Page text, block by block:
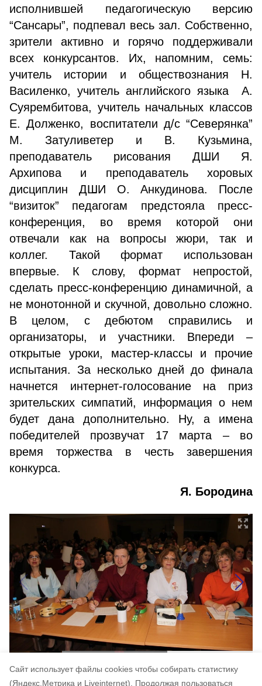
Cайт использует файлы cookies чтобы собирать статистику
(Яндекс.Метрика и Liveinternet).
Продолжая пользоваться
исполнившей педагогическую версию
“Сансары”, подпевал весь зал. Собственно,
зрители активно и горячо поддерживали
всех конкурсантов. Их, напомним, семь:
учитель истории и обществознания Н.
Василенко, учитель английского языка А.
Суярембитова, учитель начальных классов
Е. Долженко, воспитатели д/с “Северянка”
М. Затуливетер и В. Кузьмина,
преподаватель рисования ДШИ Я.
Архипова и преподаватель хоровых
дисциплин ДШИ О. Анкудинова. После
“визиток” педагогам предстояла пресс-
конференция, во время которой они
отвечали как на вопросы жюри, так и
коллег. Такой формат использован
впервые. К слову, формат непростой,
сделать пресс-конференцию динамичной, а
не монотонной и скучной, довольно сложно.
В целом, с дебютом справились и
организаторы, и участники. Впереди –
открытые уроки, мастер-классы и прочие
испытания. За несколько дней до финала
начнется интернет-голосование на приз
зрительских симпатий, информация о нем
будет дана дополнительно. Ну, а имена
победителей прозвучат 17 марта – во
время торжества в честь завершения
конкурса.
Я. Бородина